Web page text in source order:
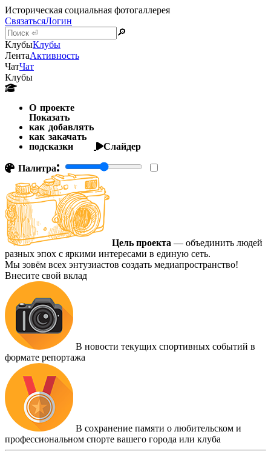
Историческая социальная фотогаллерея
СвязатьсяЛогин
🔎
КлубыКлубы
ЛентаАктивность
ЧатЧат
Клубы
О проекте
Показать
как добавлять
как закачать
подсказки
Слайдер
Палитра:
Цель проекта — объединить людей
разных эпох с яркими интересами в единую сеть.
Мы зовём всех энтузиастов создать медиапространство!
Внесите свой вклад
В новости текущих спортивных событий в
формате репортажа
В сохранение памяти о любительском и
профессиональном спорте вашего города или клуба